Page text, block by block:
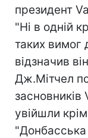
президент
"Ні в одній
таких вимог
відзначив
Дж.Мітчел
увійшли